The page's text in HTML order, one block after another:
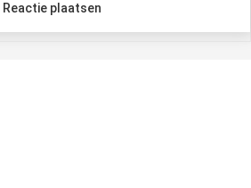
Reactie plaatsen